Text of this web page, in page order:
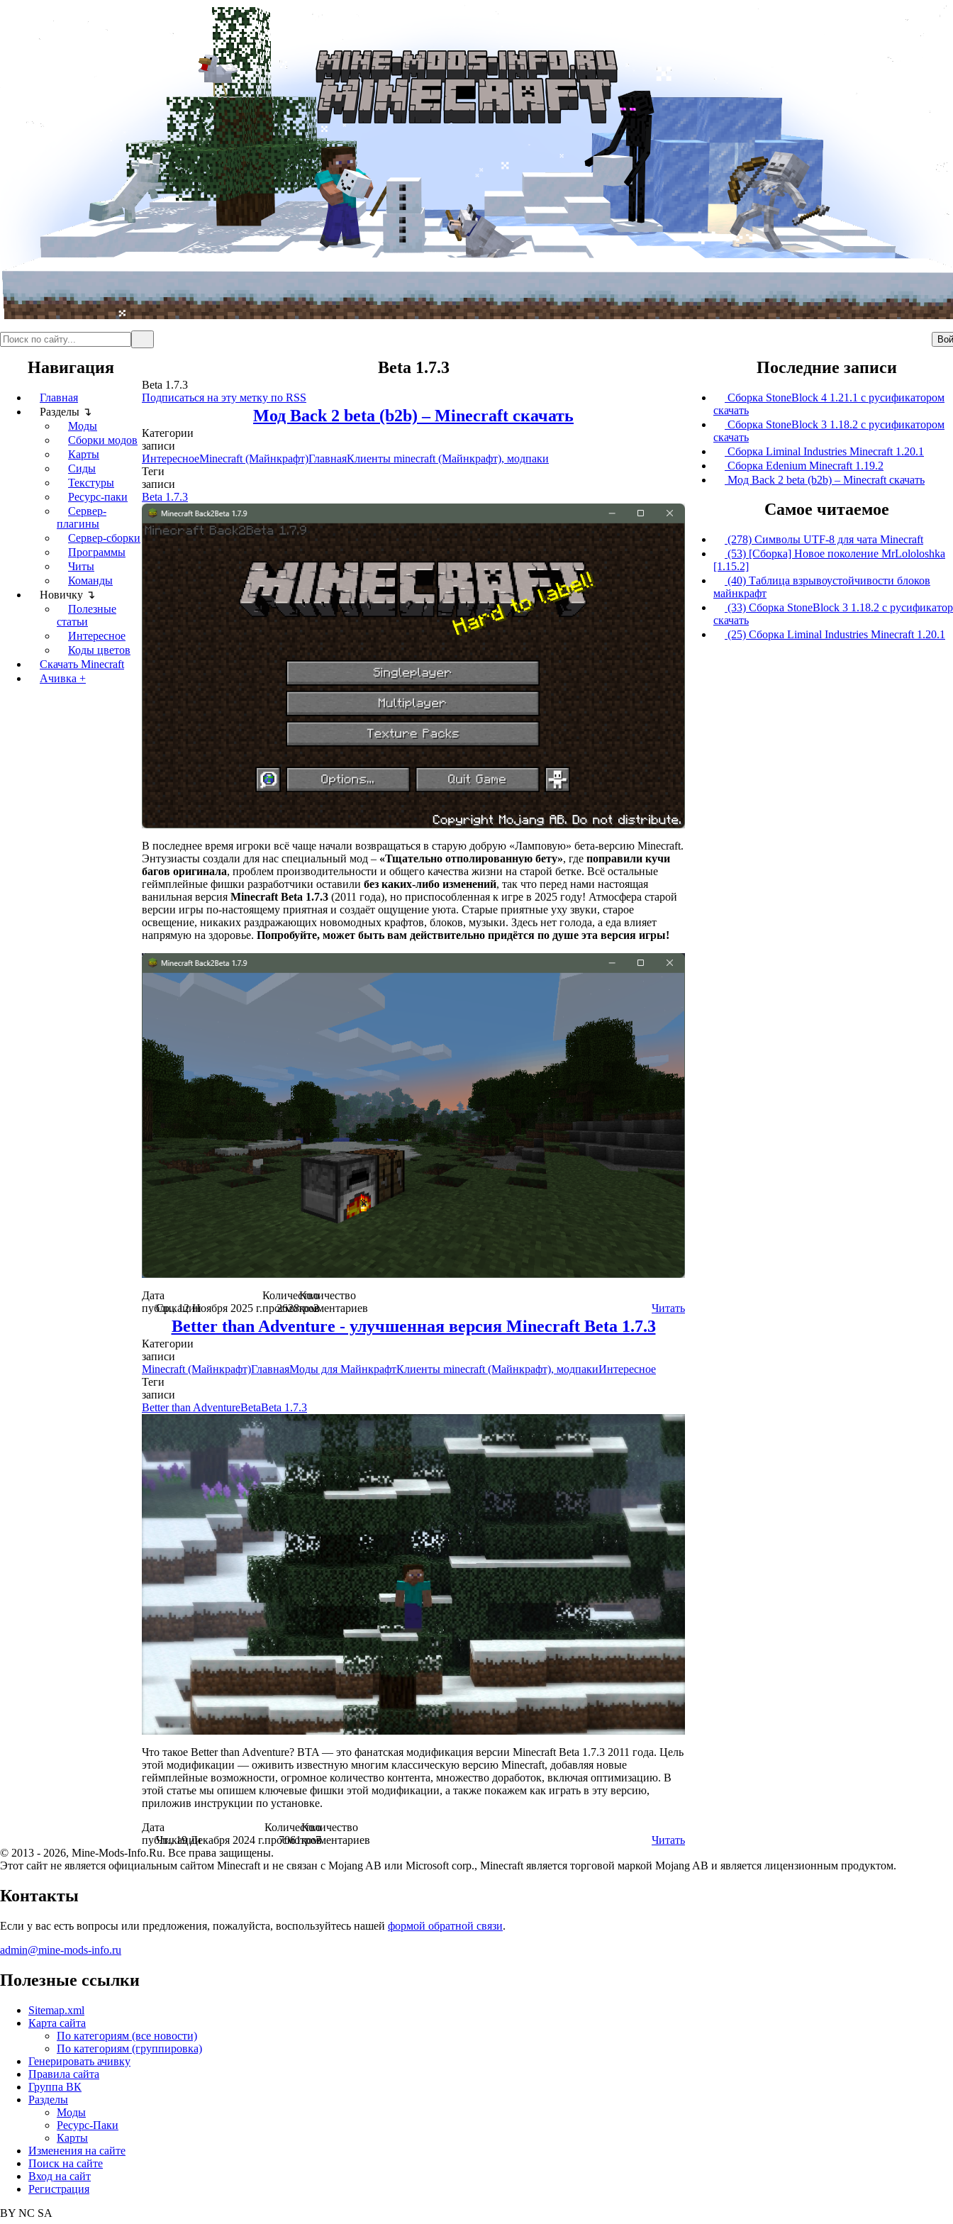
Навигация
Главная
Разделы ↴
Моды
Сборки модов
Карты
Сиды
Текстуры
Ресурс-паки
Сервер-
плагины
Сервер-сборки
Программы
Читы
Команды
Новичку ↴
Полезные
статьи
Интересное
Коды цветов
Скачать Minecraft
Ачивка +
Beta 1.7.3
Beta 1.7.3
Подписаться на эту метку по RSS
Мод Back 2 beta (b2b) – Minecraft скачать
Категории
записи
ИнтересноеMinecraft (Майнкрафт)ГлавнаяКлиенты minecraft (Майнкрафт), модпаки
Теги
записи
Beta 1.7.3
В последнее время игроки всё чаще начали возвращаться в старую добрую «Ламповую» бета-версию Minecraft.
Энтузиасты создали для нас специальный мод – «Тщательно отполированную бету», где поправили кучи
багов оригинала, проблем производительности и общего качества жизни на старой бетке. Всё остальные
геймплейные фишки разработчики оставили без каких-либо изменений, так что перед нами настоящая
ванильная версия Minecraft Beta 1.7.3 (2011 года), но приспособленная к игре в 2025 году! Атмосфера старой
версии игры по-настоящему приятная и создаёт ощущение уюта. Старые приятные уху звуки, старое
освещение, никаких раздражающих новомодных крафтов, блоков, музыки. Здесь нет голода, а еда влияет
напрямую на здоровье. Попробуйте, может быть вам действительно придётся по душе эта версия игры!
Дата
публикации
Ср., 12 Ноября 2025 г.
Количество
просмотров
2628
Количество
комментариев
2 Читать
Better than Adventure - улучшенная версия Minecraft Beta 1.7.3
Категории
записи
Minecraft (Майнкрафт)ГлавнаяМоды для МайнкрафтКлиенты minecraft (Майнкрафт), модпакиИнтересное
Теги
записи
Better than AdventureBetaBeta 1.7.3
Что такое Better than Adventure? BTA — это фанатская модификация версии Minecraft Beta 1.7.3 2011 года. Цель
этой модификации — оживить известную многим классическую версию Minecraft, добавляя новые
геймплейные возможности, огромное количество контента, множество доработок, включая оптимизацию. В
этой статье мы опишем ключевые фишки этой модификации, а также покажем как играть в эту версию,
приложив инструкции по установке.
Дата
публикации
Чт., 19 Декабря 2024 г.
Количество
просмотров
7061
Количество
комментариев
7 Читать
Последние записи
Сборка StoneBlock 4 1.21.1 с русификатором
скачать
Сборка StoneBlock 3 1.18.2 с русификатором
скачать
Сборка Liminal Industries Minecraft 1.20.1
Сборка Edenium Minecraft 1.19.2
Мод Back 2 beta (b2b) – Minecraft скачать
Самое читаемое
(278) Символы UTF-8 для чата Minecraft
(53) [Сборка] Новое поколение MrLololoshka
[1.15.2]
(40) Таблица взрывоустойчивости блоков
майнкрафт
(33) Сборка StoneBlock 3 1.18.2 с
скачать
(25) Сборка Liminal Industries Minecraft 1.20.1
© 2013 - 2026, Mine-Mods-Info.Ru. Все права защищены.
Этот сайт не является официальным сайтом Minecraft и не связан с Mojang AB или Microsoft corp., Minecraft является торговой маркой Mojang AB и является лицензионным продуктом.
Контакты
Если у вас есть вопросы или предложения, пожалуйста, воспользуйтесь нашей формой обратной связи.
admin@mine-mods-info.ru
Полезные ссылки
Sitemap.xml
Карта сайта
По категориям (все новости)
По категориям (группировка)
Генерировать ачивку
Правила сайта
Группа ВК
Разделы
Моды
Ресурс-Паки
Карты
Изменения на сайте
Поиск на сайте
Вход на сайт
Регистрация
BY NC SA